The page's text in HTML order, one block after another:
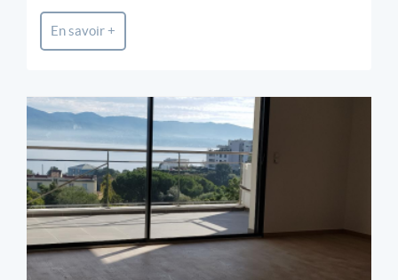
En savoir +
Prestige et Chateaux